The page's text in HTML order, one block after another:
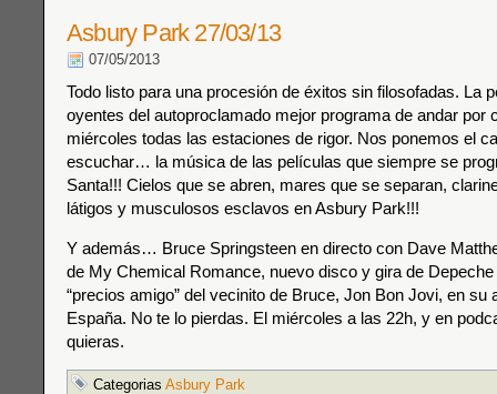
Asbury Park 27/03/13
07/05/2013
Todo listo para una procesión de éxitos sin filosofadas. La
oyentes del autoproclamado mejor programa de andar por
miércoles todas las estaciones de rigor. Nos ponemos el
escuchar… la música de las películas que siempre se
Santa!!! Cielos que se abren, mares que se separan,
látigos y musculosos esclavos en Asbury Park!!!
Y además… Bruce Springsteen en directo con Dave
de My Chemical Romance, nuevo disco y gira de
“precios amigo” del vecinito de Bruce, Jon Bon Jovi, en su
España. No te lo pierdas. El miércoles a las 22h, y en
quieras.
Categorias Asbury Park